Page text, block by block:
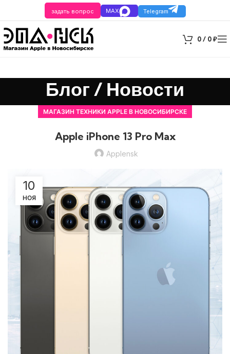
задать вопрос MAX Telegram
0/ 0₽
Блог / Новости
МАГАЗИН ТЕХНИКИ APPLE В НОВОСИБИРСКЕ
Apple iPhone 13 Pro Max
Applensk
10
НОЯ